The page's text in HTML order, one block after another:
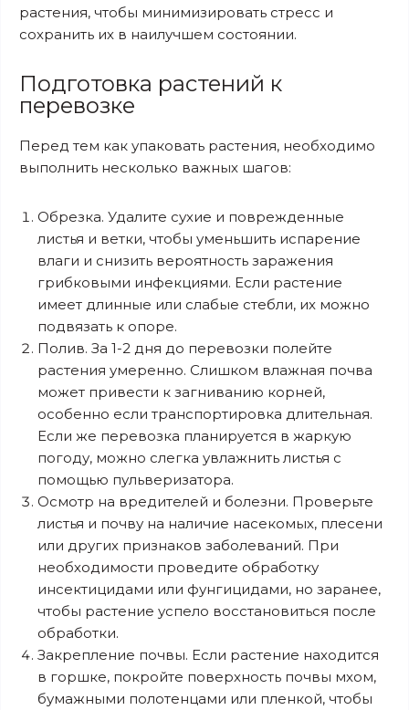
растения, чтобы минимизировать стресс и
сохранить их в наилучшем состоянии.
Подготовка растений к
перевозке
Перед тем как упаковать растения, необходимо
выполнить несколько важных шагов:
Обрезка. Удалите сухие и поврежденные
листья и ветки, чтобы уменьшить испарение
влаги и снизить вероятность заражения
грибковыми инфекциями. Если растение
имеет длинные или слабые стебли, их можно
подвязать к опоре.
Полив. За 1-2 дня до перевозки полейте
растения умеренно. Слишком влажная почва
может привести к загниванию корней,
особенно если транспортировка длительная.
Если же перевозка планируется в жаркую
погоду, можно слегка увлажнить листья с
помощью пульверизатора.
Осмотр на вредителей и болезни. Проверьте
листья и почву на наличие насекомых, плесени
или других признаков заболеваний. При
необходимости проведите обработку
инсектицидами или фунгицидами, но заранее,
чтобы растение успело восстановиться после
обработки.
Закрепление почвы. Если растение находится
в горшке, покройте поверхность почвы мхом,
бумажными полотенцами или пленкой, чтобы